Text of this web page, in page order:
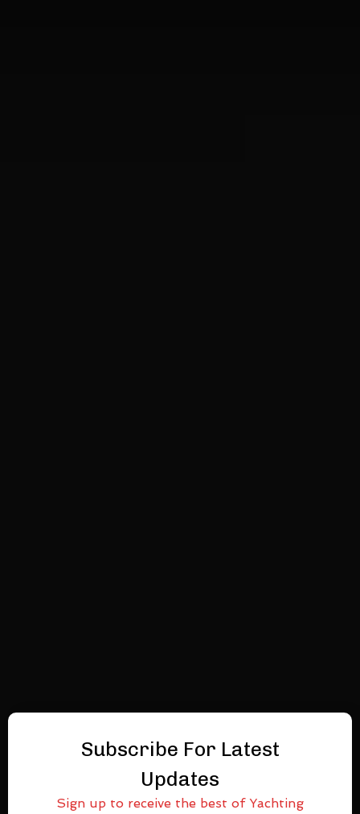
Subscribe For Latest
Updates
Sign up to receive the best of Yachting